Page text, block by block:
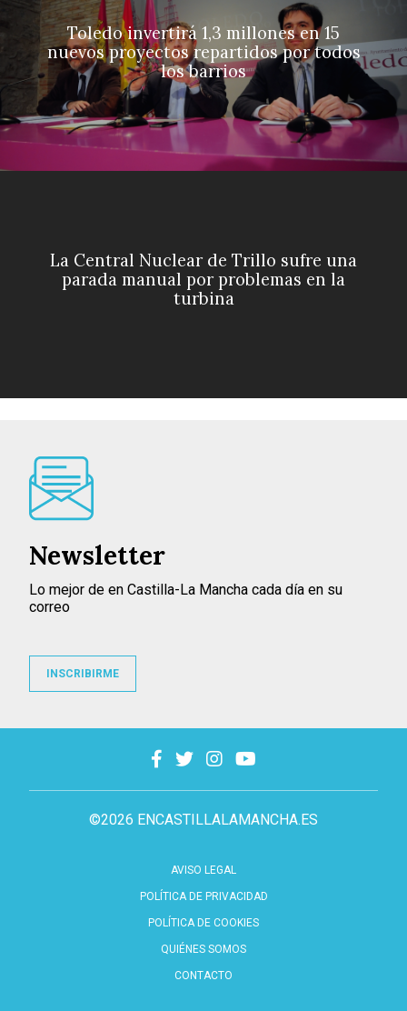
Toledo invertirá 1,3 millones en 15
nuevos proyectos repartidos por todos
los barrios
La Central Nuclear de Trillo sufre una
parada manual por problemas en la
turbina
©2026 ENCASTILLALAMANCHA.ES
AVISO LEGAL
POLÍTICA DE PRIVACIDAD
POLÍTICA DE COOKIES
QUIÉNES SOMOS
CONTACTO
Newsletter
Lo mejor de en Castilla-La Mancha cada día en su
correo
INSCRIBIRME